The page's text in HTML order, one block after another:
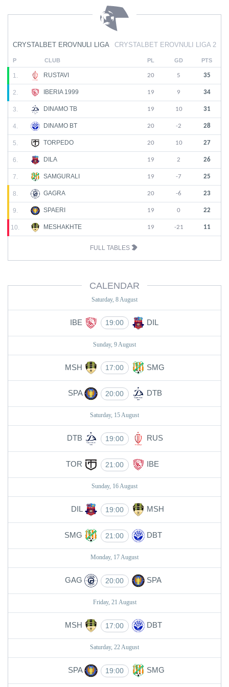
CRYSTALBET EROVNULI LIGA CRYSTALBET EROVNULI LIGA 2
P CLUB PL GD PTS
1. RUSTAVI 20 5 35
2. IBERIA 1999 19 9 34
3. DINAMO TB 19 10 31
4. DINAMO BT 20 -2 28
5. TORPEDO 20 10 27
6. DILA 19 2 26
7. SAMGURALI 19 -7 25
8. GAGRA 20 -6 23
9. SPAERI 19 0 22
10. MESHAKHTE 19 -21 11
FULL TABLES
CALENDAR
Saturday, 8 August
IBE 19:00 DIL
Sunday, 9 August
MSH 17:00 SMG
SPA 20:00 DTB
Saturday, 15 August
DTB 19:00 RUS
TOR 21:00 IBE
Sunday, 16 August
DIL 19:00 MSH
SMG 21:00 DBT
Monday, 17 August
GAG 20:00 SPA
Friday, 21 August
MSH 17:00 DBT
Saturday, 22 August
SPA 19:00 SMG